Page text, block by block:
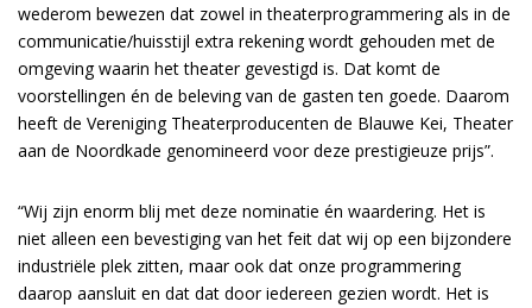
wederom bewezen dat zowel in theaterprogrammering als in de
communicatie/huisstijl extra rekening wordt gehouden met de
omgeving waarin het theater gevestigd is. Dat komt de
voorstellingen én de beleving van de gasten ten goede. Daarom
heeft de Vereniging Theaterproducenten de Blauwe Kei, Theater
aan de Noordkade genomineerd voor deze prestigieuze prijs”.
“Wij zijn enorm blij met deze nominatie én waardering. Het is
niet alleen een bevestiging van het feit dat wij op een bijzondere
industriële plek zitten, maar ook dat onze programmering
daarop aansluit en dat dat door iedereen gezien wordt. Het is